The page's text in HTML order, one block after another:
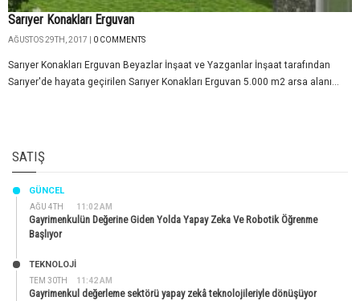
Sarıyer Konakları Erguvan
AĞUSTOS 29TH, 2017 | 0 COMMENTS
Sarıyer Konakları Erguvan Beyazlar İnşaat ve Yazganlar İnşaat tarafından
Sarıyer'de hayata geçirilen Sarıyer Konakları Erguvan 5.000 m2 arsa alanı...
SATIŞ
AĞU 4TH 11:02 AM
GÜNCEL
Gayrimenkulün Değerine Giden Yolda Yapay Zeka Ve Robotik Öğrenme
Başlıyor
TEM 30TH 11:42 AM
TEKNOLOJİ
Gayrimenkul değerleme sektörü yapay zekâ teknolojileriyle dönüşüyor